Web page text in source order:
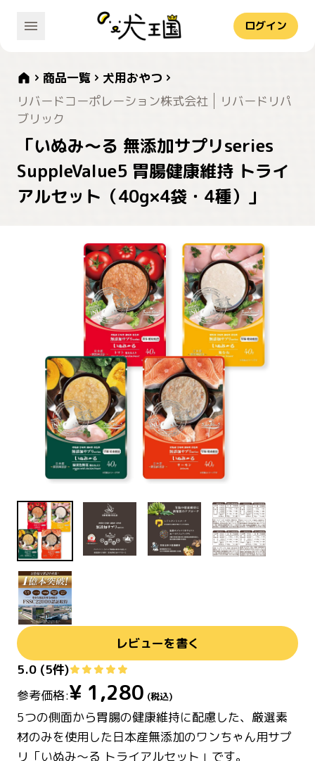
ログイン
商品一覧
犬用おやつ
リバードコーポレーション株式会社
リバードリパ
ブリック
「いぬみ～る 無添加サプリseries
SuppleValue5 胃腸健康維持 トライ
アルセット（40g×4袋・4種）」
レビューを書く
5.0 (5件)
参考価格:¥ 1,280 (税込)
5つの側面から胃腸の健康維持に配慮した、厳選素
材のみを使用した日本産無添加のワンちゃん用サプ
リ「いぬみ～る トライアルセット」です。